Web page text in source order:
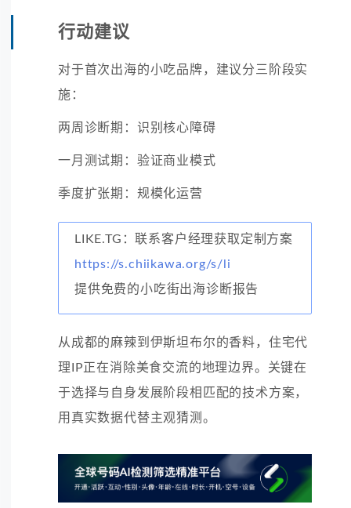
行动建议
对于首次出海的小吃品牌，建议分三阶段实
施：
两周诊断期：识别核心障碍
一月测试期：验证商业模式
季度扩张期：规模化运营
LIKE.TG：联系客户经理获取定制方案
https://s.chiikawa.org/s/li
提供免费的小吃街出海诊断报告
从成都的麻辣到伊斯坦布尔的香料，住宅代
理IP正在消除美食交流的地理边界。关键在
于选择与自身发展阶段相匹配的技术方案，
用真实数据代替主观猜测。